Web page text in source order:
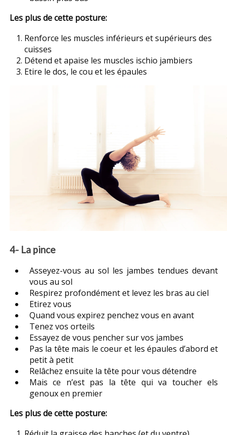
Les plus de cette posture:
Renforce les muscles inférieurs et supérieurs des
cuisses
Détend et apaise les muscles ischio jambiers
Etire le dos, le cou et les épaules
4- La pince
Asseyez-vous au sol les jambes tendues devant
vous au sol
Respirez profondément et levez les bras au ciel
Etirez vous
Quand vous expirez penchez vous en avant
Tenez vos orteils
Essayez de vous pencher sur vos jambes
Pas la tête mais le coeur et les épaules d’abord et
petit à petit
Relâchez ensuite la tête pour vous détendre
Mais ce n’est pas la tête qui va toucher els
genoux en premier
Les plus de cette posture: